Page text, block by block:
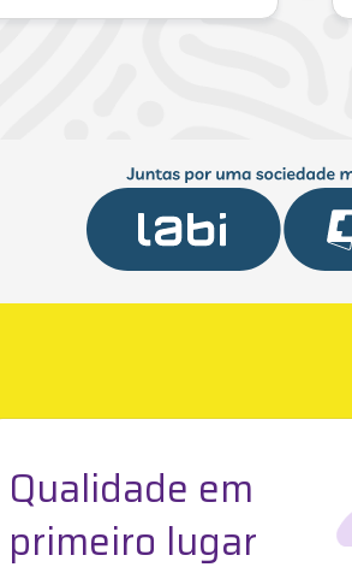
Qualidade em
primeiro lugar